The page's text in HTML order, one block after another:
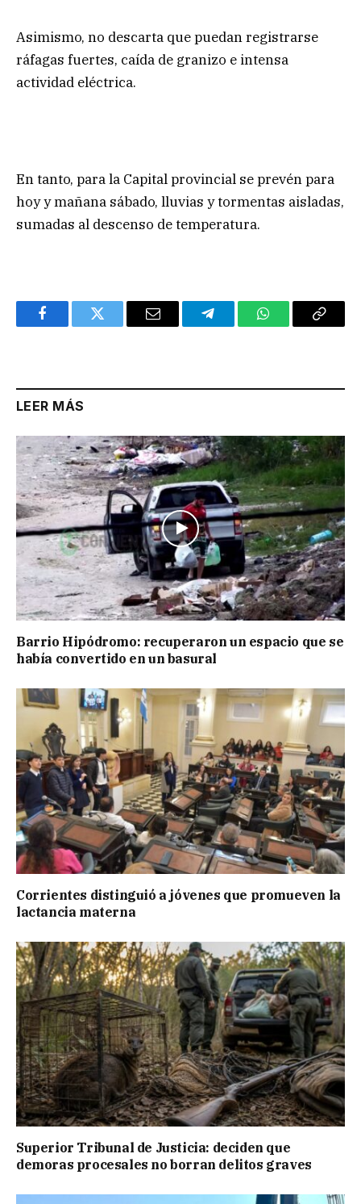
Asimismo, no descarta que puedan registrarse
ráfagas fuertes, caída de granizo e intensa
actividad eléctrica.
En tanto, para la Capital provincial se prevén para
hoy y mañana sábado, lluvias y tormentas aisladas,
sumadas al descenso de temperatura.
FacebookTwitter Email TelegramWhatsAppCopy
LEER MÁS
Barrio Hipódromo: recuperaron un espacio que se
había convertido en un basural
Corrientes distinguió a jóvenes que promueven la
lactancia materna
Superior Tribunal de Justicia: deciden que
demoras procesales no borran delitos graves